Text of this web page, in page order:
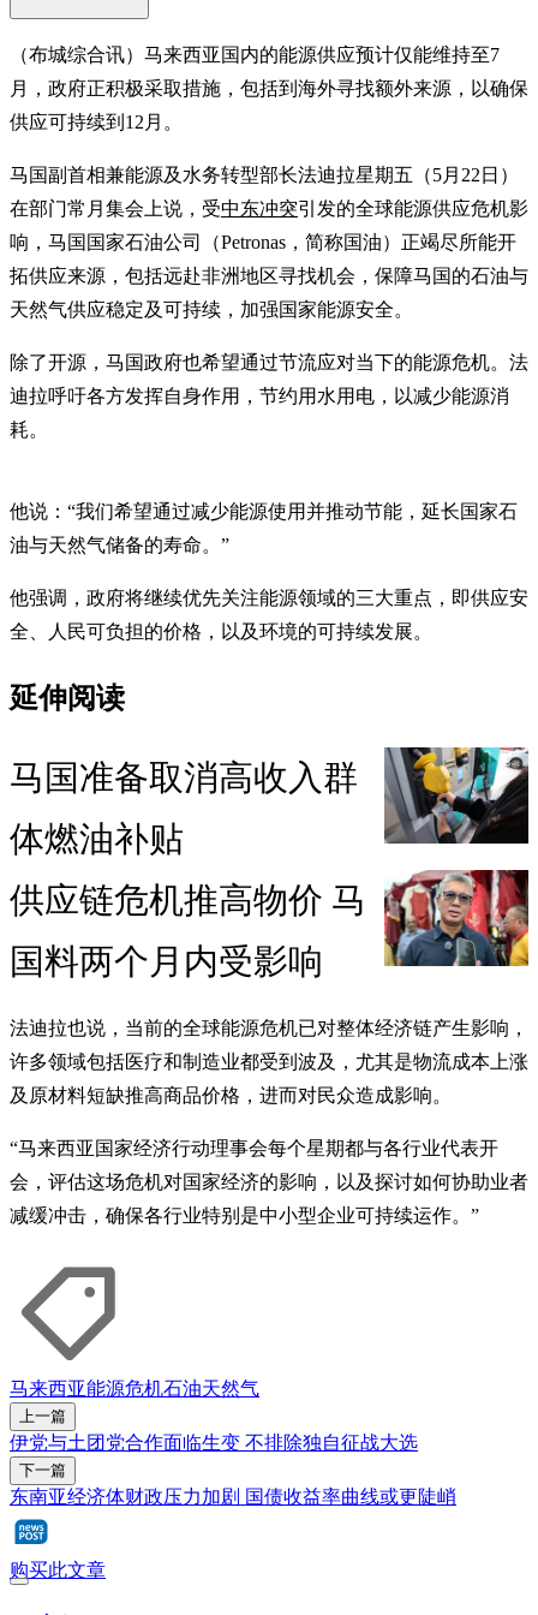
（布城综合讯）马来西亚国内的能源供应预计仅能维持至7
月，政府正积极采取措施，包括到海外寻找额外来源，以确保
供应可持续到12月。
马国副首相兼能源及水务转型部长法迪拉星期五（5月22日）
在部门常月集会上说，受中东冲突引发的全球能源供应危机影
响，马国国家石油公司（Petronas，简称国油）正竭尽所能开
拓供应来源，包括远赴非洲地区寻找机会，保障马国的石油与
天然气供应稳定及可持续，加强国家能源安全。
除了开源，马国政府也希望通过节流应对当下的能源危机。法
迪拉呼吁各方发挥自身作用，节约用水用电，以减少能源消
耗。
他说：“我们希望通过减少能源使用并推动节能，延长国家石
油与天然气储备的寿命。”
他强调，政府将继续优先关注能源领域的三大重点，即供应安
全、人民可负担的价格，以及环境的可持续发展。
延伸阅读
马国准备取消高收入群
体燃油补贴
供应链危机推高物价 马
国料两个月内受影响
法迪拉也说，当前的全球能源危机已对整体经济链产生影响，
许多领域包括医疗和制造业都受到波及，尤其是物流成本上涨
及原材料短缺推高商品价格，进而对民众造成影响。
“马来西亚国家经济行动理事会每个星期都与各行业代表开
会，评估这场危机对国家经济的影响，以及探讨如何协助业者
减缓冲击，确保各行业特别是中小型企业可持续运作。”
马来西亚能源危机石油天然气
上一篇
伊党与土团党合作面临生变 不排除独自征战大选
下一篇
东南亚经济体财政压力加剧 国债收益率曲线或更陡峭
购买此文章